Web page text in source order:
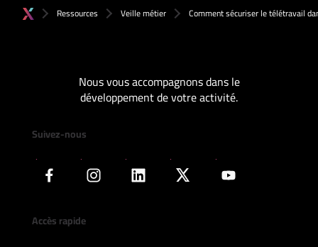
Ressources Veille métier Comment sécuriser le télétravail
Nous vous accompagnons dans le
développement de votre activité.
Suivez-nous
Accès rapide